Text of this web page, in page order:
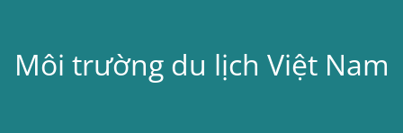
Môi trường du lịch Việt Nam